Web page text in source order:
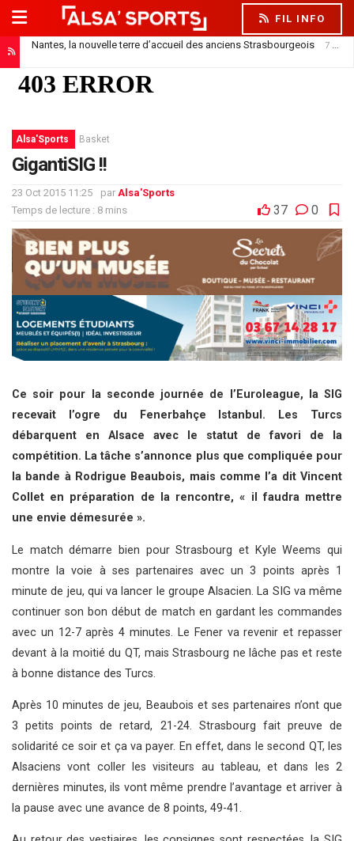
FIL INFO
Nantes, la nouvelle terre d’accueil des anciens Strasbourgeois 7 août 2026
Alsa'Sports Basket
GigantiSIG !!
23 Oct 2015 11:25 par Alsa'Sports
Temps de lecture : 8 mins
37 0
Ce soir pour la seconde journée de l’Euroleague, la SIG
recevait l’ogre du Fenerbahçe Istanbul. Les Turcs
débarquent en Alsace avec le statut de favori de la
compétition. La tâche s’annonce plus que compliquée pour
la bande à Rodrigue Beaubois, mais comme l’a dit Vincent
Collet en préparation de la rencontre, « il faudra mettre
une envie démesurée ».
Le match démarre bien pour Strasbourg et Kyle Weems qui
montre la voie à ses partenaires avec un 3 points après 1
minute de jeu, qui va lancer le groupe Alsacien. La SIG va même
continuer son bon début de match en gardant les commandes
avec un 12-7 après 4 minutes. Le Fener va revenir et repasser
devant à la moitié du QT, mais Strasbourg ne lâche pas et reste
à bonne distance des Turcs.
Après 10 minutes de jeu, Beaubois et ses partenaires n’ont que
3 petits points de retard, 21-24. Strasbourg fait preuve de
solidarité ce soir et ça va payer. En effet, dans le second QT, les
Alsaciens vont coller les visiteurs au tableau, et dans les 2
dernières minutes, ils vont même prendre l’avantage et arriver à
la pause avec une avance de 8 points, 49-41.